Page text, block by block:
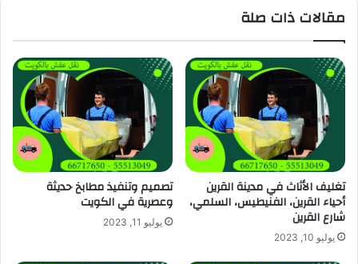
مقالات ذات صلة
تغليف الأثاث في مدينة القرين
أحياء القرين، الفنيطيس، السلمي،
شارع القرين
يوليو 10, 2023
تصميم وتنفيذ مطابخ حديثة
وعصرية في الكويت
يوليو 11, 2023